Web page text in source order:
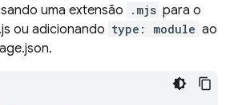
uma extensão
.mjs para o
ou adicionando type: module ao